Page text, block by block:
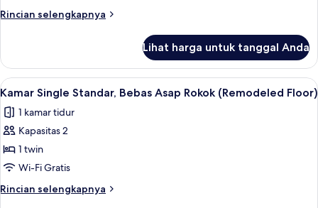
Bebas
Rincian selengkapnya
Rincian
Kamar
Twin,
hanya
perempuan,
Bebas
Asap
Lihat harga untuk tanggal Anda
Lihat
semua
foto
untuk
Kamar
Single
Standar,
Bebas
Tirai kedap cahaya, Wi-Fi gratis, dan
8
Kamar Single Standar, Bebas Asap Rokok (Remodeled Floor)
1 kamar tidur
Kapasitas 2
1 twin
Wi-Fi Gratis
Rincian selengkapnya
Rincian